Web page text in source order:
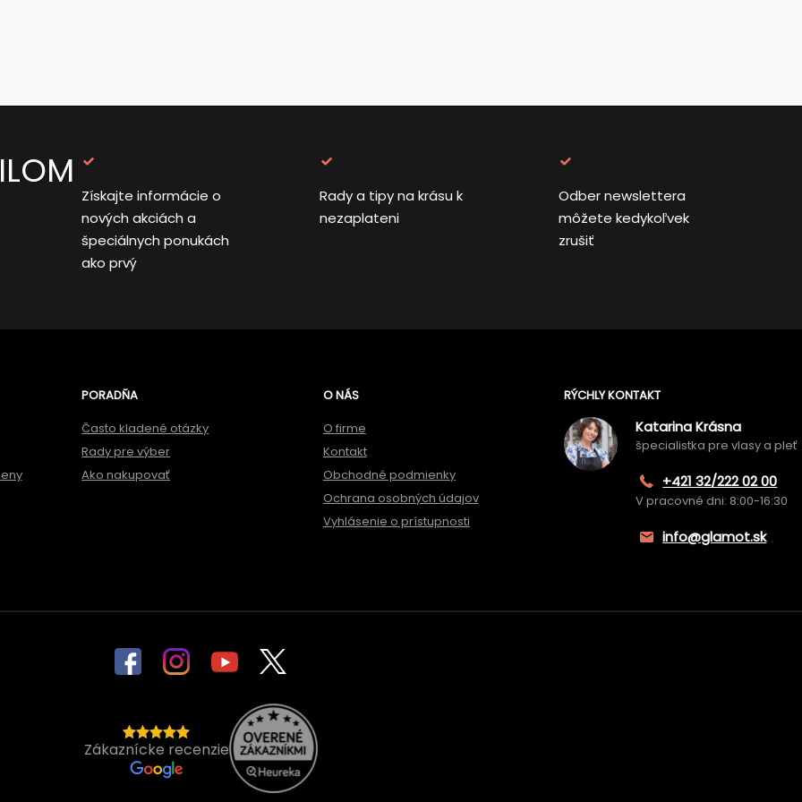
Získajte informácie o
nových akciách a
špeciálnych ponukách
ako prvý
Rady a tipy na krásu k
nezaplateni
Odber newslettera
môžete kedykoľvek
zrušiť
PORADŇA
Často kladené otázky
Rady pre výber
Ako nakupovať
O NÁS
O firme
Kontakt
Obchodné podmienky
Ochrana osobných údajov
Vyhlásenie o prístupnosti
RÝCHLY KONTAKT
Katarina Krásna
špecialistka pre vlasy a pleť
+421 32/222 02 00
V pracovné dni: 8:00-16:30
info@glamot.sk
Zákaznícke recenzie